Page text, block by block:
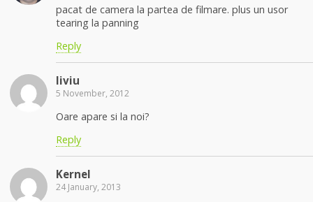
pacat de camera la partea de filmare. plus un usor
tearing la panning
Reply
liviu
5 November, 2012
Oare apare si la noi?
Reply
Kernel
24 January, 2013